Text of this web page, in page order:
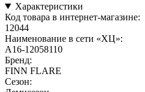
Характеристики
Код товара в интернет-магазине:
12044
Наименование в сети «ХЦ»:
A16-12058110
Бренд:
FINN FLARE
Сезон: